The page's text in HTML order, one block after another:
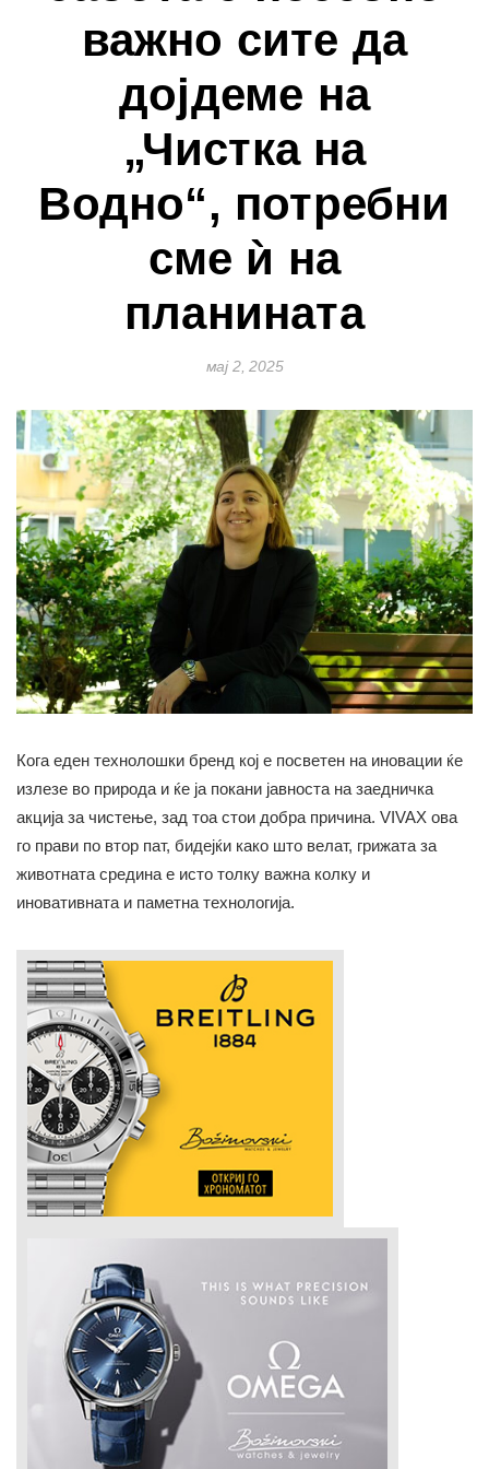
важно сите да
дојдеме на
„Чистка на
Водно“, потребни
сме ѝ на
планината
мај 2, 2025
Кога еден технолошки бренд кој е посветен на иновации ќе
излезе во природа и ќе ја покани јавноста на заедничка
акција за чистење, зад тоа стои добра причина. VIVAX ова
го прави по втор пат, бидејќи како што велат, грижата за
животната средина е исто толку важна колку и
иновативната и паметна технологија.